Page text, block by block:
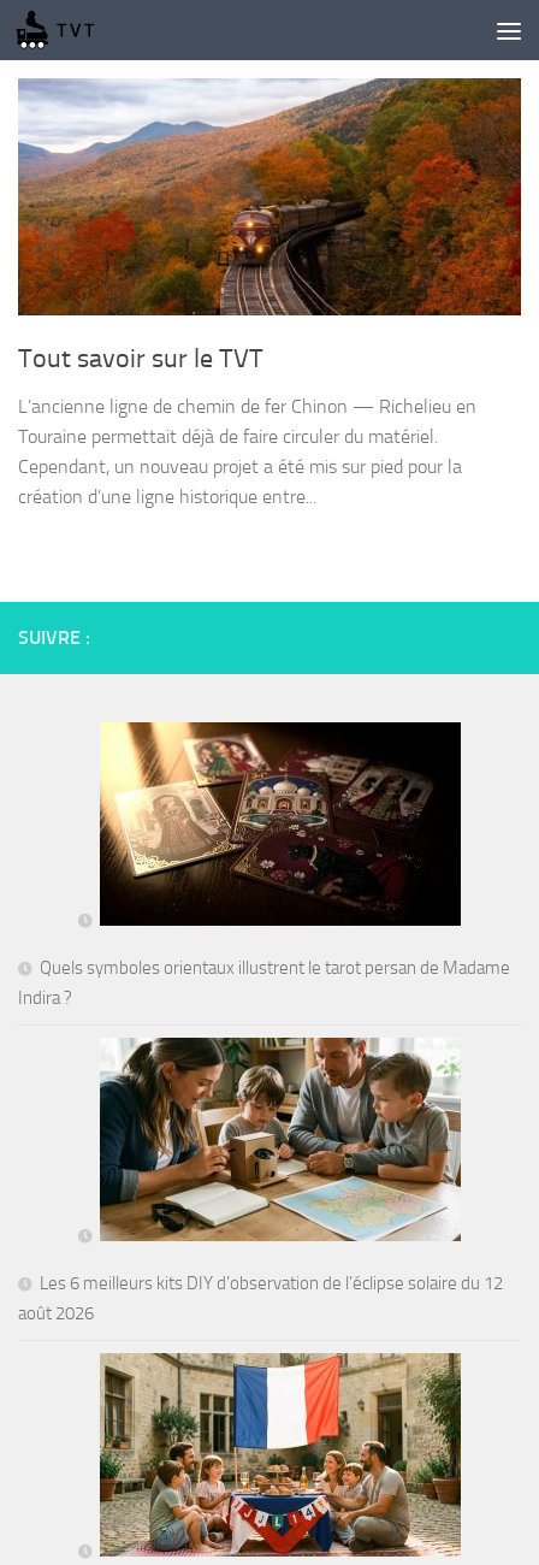
Skip to content
Tout savoir sur le TVT
L’ancienne ligne de chemin de fer Chinon — Richelieu en
Touraine permettait déjà de faire circuler du matériel.
Cependant, un nouveau projet a été mis sur pied pour la
création d’une ligne historique entre...
SUIVRE :
Quels symboles orientaux illustrent le tarot persan de Madame
Indira ?
Les 6 meilleurs kits DIY d’observation de l’éclipse solaire du 12
août 2026